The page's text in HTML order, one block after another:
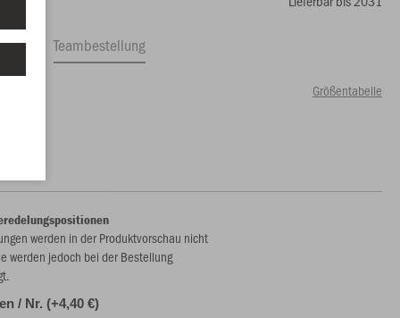
Teambestellung
Größentabelle
werden in der Produktvorschau nicht
werden jedoch bei der Bestellung
/ Nr. (+4,40 €)